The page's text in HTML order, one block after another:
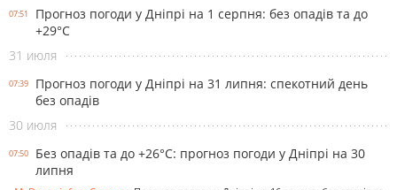
07:51
Прогноз погоди у Дніпрі на 1 серпня: без опадів та до
+29°С
31 июля
07:39
Прогноз погоди у Дніпрі на 31 липня: спекотний день
без опадів
30 июля
07:50
Без опадів та до +26°С: прогноз погоди у Дніпрі на 30
липня